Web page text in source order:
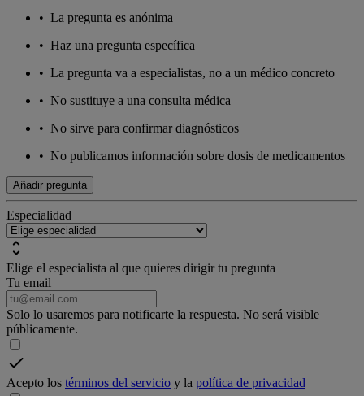
• La pregunta es anónima
• Haz una pregunta específica
• La pregunta va a especialistas, no a un médico concreto
• No sustituye a una consulta médica
• No sirve para confirmar diagnósticos
• No publicamos información sobre dosis de medicamentos
Añadir pregunta
Especialidad
Elige el especialista al que quieres dirigir tu pregunta
Tu email
Solo lo usaremos para notificarte la respuesta. No será visible
públicamente.
Acepto los términos del servicio y la política de privacidad